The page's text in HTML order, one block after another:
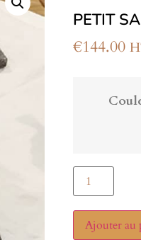
PETIT
€144.00
Ajouter au